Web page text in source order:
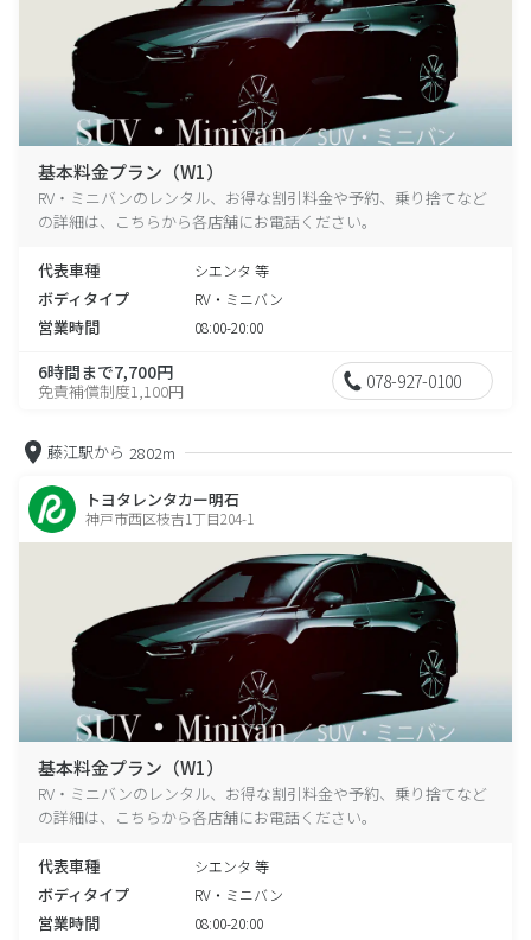
基本料金プラン（W1）
RV・ミニバンのレンタル、お得な割引料金や予約、乗り捨てなど
の詳細は、こちらから各店舗にお電話ください。
代表車種 シエンタ 等
ボディタイプ RV・ミニバン
営業時間 08:00-20:00
6時間まで7,700円
免責補償制度1,100円 078-927-0100
藤江駅から 2802m
トヨタレンタカー明石
神戸市西区枝吉1丁目204-1
基本料金プラン（W1）
RV・ミニバンのレンタル、お得な割引料金や予約、乗り捨てなど
の詳細は、こちらから各店舗にお電話ください。
代表車種 シエンタ 等
ボディタイプ RV・ミニバン
営業時間 08:00-20:00